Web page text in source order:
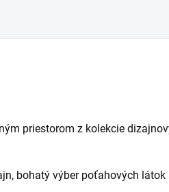
priestorom z kolekcie
bohatý výber poťahových